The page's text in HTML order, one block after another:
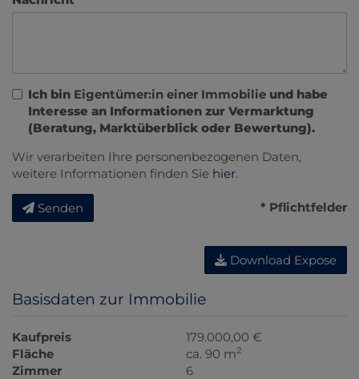
Ich bin Eigentümer:in einer Immobilie und habe
Interesse an Informationen zur Vermarktung
(Beratung, Marktüberblick oder Bewertung).
Wir verarbeiten Ihre personenbezogenen Daten,
weitere Informationen finden Sie hier.
Senden * Pflichtfelder
Download Expose
Basisdaten zur Immobilie
Kaufpreis
179.000,00 €
Fläche
ca. 90 m2
Zimmer 6